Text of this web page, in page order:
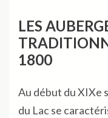
LES
1800
Au début du XIXe
du Lac se